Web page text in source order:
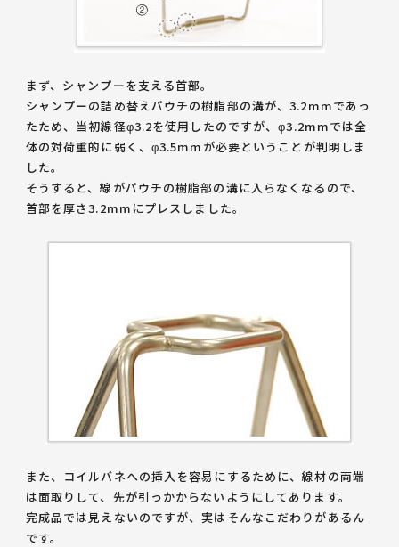
まず、シャンプーを支える首部。
シャンプーの詰め替えパウチの樹脂部の溝が、3.2mmであっ
たため、当初線径φ3.2を使用したのですが、φ3.2mmでは全
体の対荷重的に弱く、φ3.5mmが必要ということが判明しま
した。
そうすると、線がパウチの樹脂部の溝に入らなくなるので、
首部を厚さ3.2mmにプレスしました。
また、コイルバネへの挿入を容易にするために、線材の両端
は面取りして、先が引っかからないようにしてあります。
完成品では見えないのですが、実はそんなこだわりがあるん
です。